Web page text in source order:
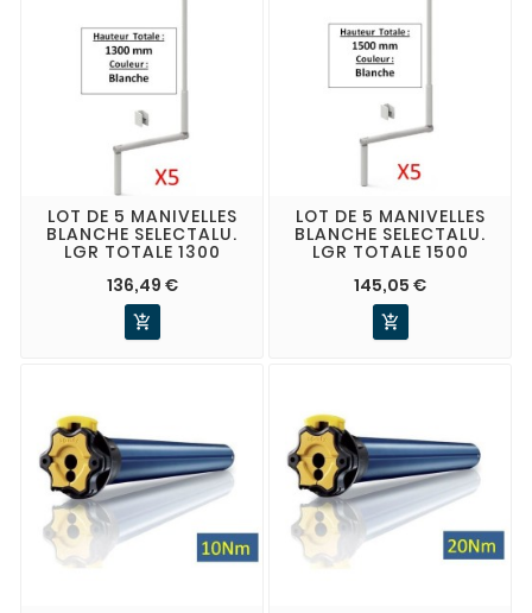
LOT DE 5 MANIVELLES
BLANCHE SELECTALU.
LGR TOTALE 1300
136,49 €

LOT DE 5 MANIVELLES
BLANCHE SELECTALU.
LGR TOTALE 1500
145,05 €
